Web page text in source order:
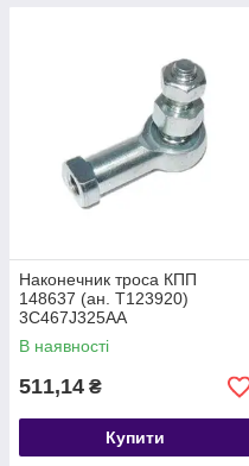
Наконечник троса КПП
148637 (ан. T123920)
3C467J325AA
В наявності
511,14 ₴
Купити